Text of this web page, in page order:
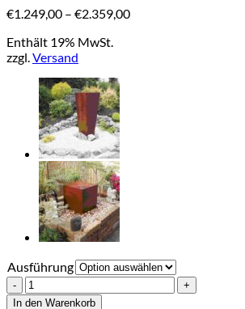
€1.249,00 – €2.359,00Preisspanne:
Enthält 19% MwSt.
zzgl.Versand
Ausführung
Wasserspiel
Noblese
In den Warenkorb